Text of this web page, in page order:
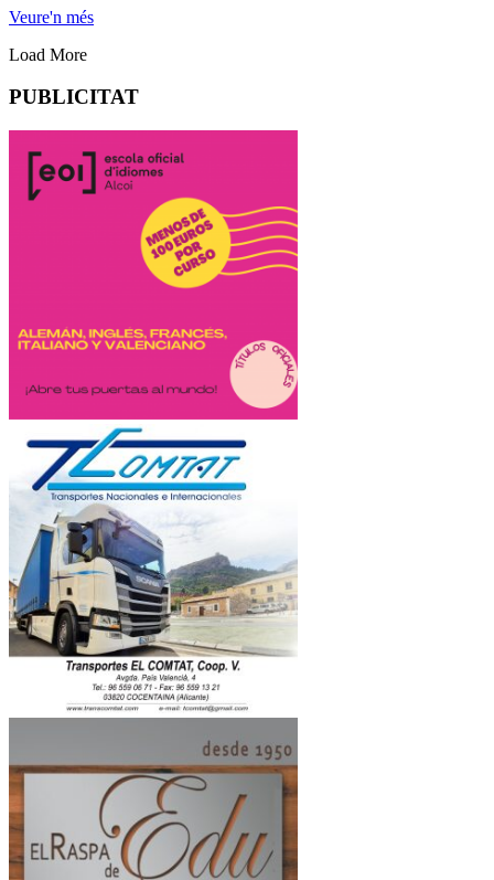
Veure'n més
Load More
PUBLICITAT